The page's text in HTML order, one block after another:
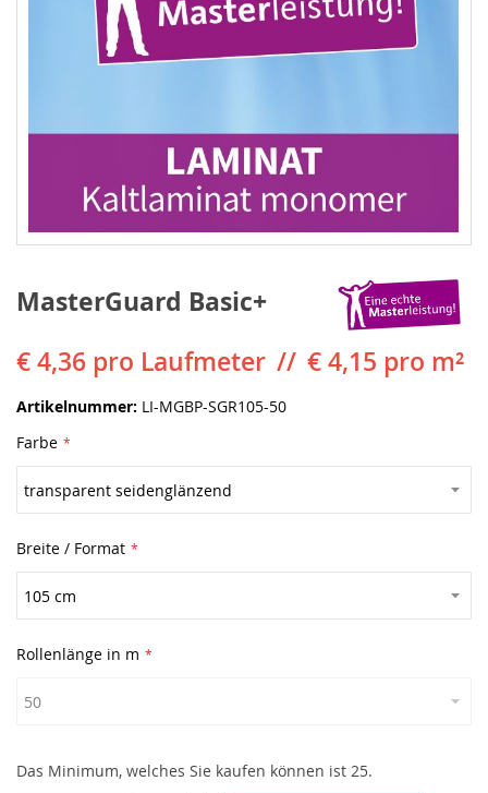
MasterGuard Basic+
€ 4,36 pro Laufmeter € 4,15 pro m²
Artikelnummer LI-MGBP-SGR105-50
Farbe
Breite / Format
Rollenlänge in m
Das Minimum, welches Sie kaufen können ist 25.